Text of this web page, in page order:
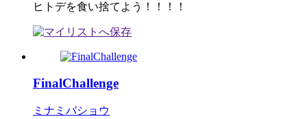
ヒトデを食い捨てよう！！！！
FinalChallenge
ミナミバショウ